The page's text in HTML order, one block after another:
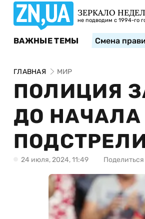
ЗЕРКАЛО
не подводим с 1994-го
ВАЖНЫЕ ТЕМЫ Смена
ГЛАВНАЯ МИР
ПОЛИЦИЯ
ДО НАЧАЛА
24 июля, 2024, 11:49 Поделиться